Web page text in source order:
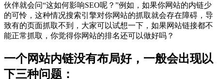
伙伴就会问“这如何影响SEO呢？”例如，如果你网站的内链少
的可怜，这种情况搜索引擎对你网站的抓取就会存在障碍，导
致有的页面抓取不到，大家可以试想一下，如果网站链接都不
能正常抓取，你觉得你网站的排名还可以做好吗？
一个网站内链没有布局好，一般会出现以
下三种问题：